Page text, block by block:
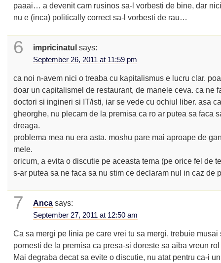
paaai… a devenit cam rusinos sa-l vorbesti de bine, dar
nu e (inca) politically correct sa-l vorbesti de rau…
6 impricinatul says:
September 26, 2011 at 11:59 pm
ca noi n-avem nici o treaba cu kapitalismus e lucru clar.
doar un capitalismel de restaurant, de manele ceva. ca ne
doctori si ingineri si IT/isti, iar se vede cu ochiul liber. asa
gheorghe, nu plecam de la premisa ca ro ar putea sa faca
dreaga.
problema mea nu era asta. moshu pare mai aproape de
mele.
oricum, a evita o discutie pe aceasta tema (pe orice fel de
s-ar putea sa ne faca sa nu stim ce declaram nul in caz de
7 Anca says:
September 27, 2011 at 12:50 am
Ca sa mergi pe linia pe care vrei tu sa mergi, trebuie musai
pornesti de la premisa ca presa-si doreste sa aiba vreun
Mai degraba decat sa evite o discutie, nu atat pentru ca-i